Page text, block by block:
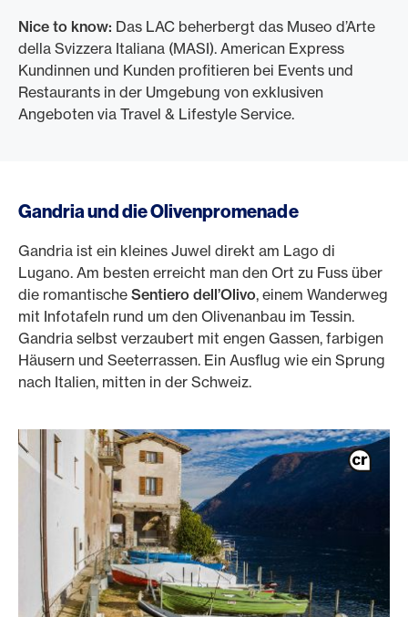
Nice to know: Das LAC beherbergt das Museo d’Arte
della Svizzera Italiana (MASI). American Express
Kundinnen und Kunden profitieren bei Events und
Restaurants in der Umgebung von exklusiven
Angeboten via Travel & Lifestyle Service.
Gandria und die Olivenpromenade
Gandria ist ein kleines Juwel direkt am Lago di
Lugano. Am besten erreicht man den Ort zu Fuss über
die romantische Sentiero dell’Olivo, einem Wanderweg
mit Infotafeln rund um den Olivenanbau im Tessin.
Gandria selbst verzaubert mit engen Gassen, farbigen
Häusern und Seeterrassen. Ein Ausflug wie ein Sprung
nach Italien, mitten in der Schweiz.